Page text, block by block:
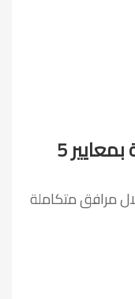
مرافق اجتماعية متكاملة بمعايير 5
مرافق متكاملة